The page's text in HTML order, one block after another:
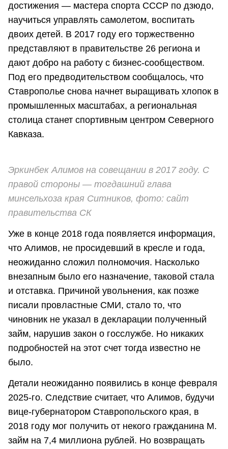
достижения — мастера спорта СССР по дзюдо,
научиться управлять самолетом, воспитать
двоих детей. В 2017 году его торжественно
представляют в правительстве 26 региона и
дают добро на работу с бизнес-сообществом.
Под его предводительством сообщалось, что
Ставрополье снова начнет выращивать хлопок в
промышленных масштабах, а региональная
столица станет спортивным центром Северного
Кавказа.
Эркинбек Алимов на совещании в 2017 году. С
правой стороны — тогдашний глава
минсельхоза края Ситников, фото: сайт
правительства СК
Уже в конце 2018 года появляется информация,
что Алимов, не просидевший в кресле и года,
неожиданно сложил полномочия. Насколько
внезапным было его назначение, таковой стала
и отставка. Причиной увольнения, как позже
писали провластные СМИ, стало то, что
чиновник не указал в декларации полученный
займ, нарушив закон о госслужбе. Но никаких
подробностей на этот счет тогда известно не
было.
Детали неожиданно появились в конце февраля
2025-го. Следствие считает, что Алимов, будучи
вице-губернатором Ставропольского края, в
2018 году мог получить от некого гражданина М.
займ на 7,4 миллиона рублей. Но возвращать